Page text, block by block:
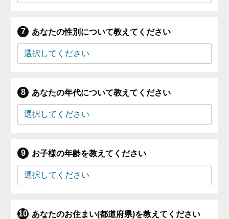
あなたの性別について教えてください
あなたの年代について教えてください
お子様の年齢を教えてください
あなたのお住まい(都道府県)を教えてください